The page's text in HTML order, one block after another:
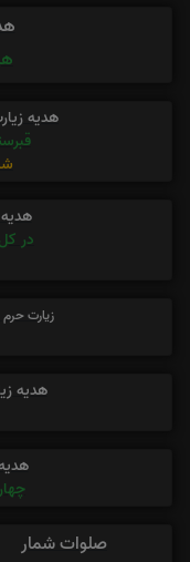
هدیه
در
زیارت
هدیه
صلوات شمار